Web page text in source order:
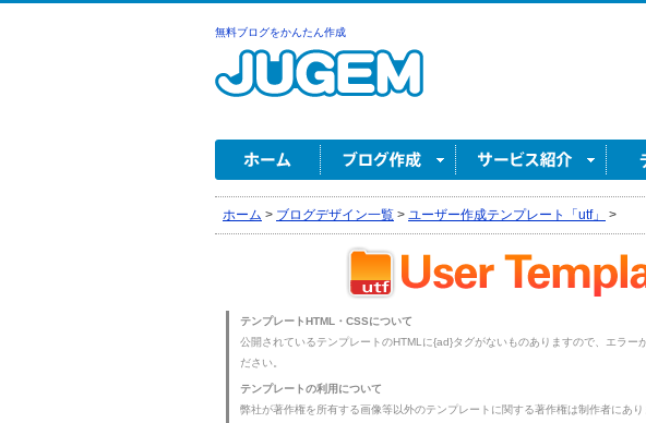
無料ブログをかんたん作成
ホーム > ブログデザイン一覧 > ユーザー作成テンプレート「utf」 >
テンプレートHTML・CSSについて
公開されているテンプレートのHTMLに{ad}タグがないものありますので、エラー
ださい。
テンプレートの利用について
弊社が著作権を所有する画像等以外のテンプレートに関する著作権は制作者にあ